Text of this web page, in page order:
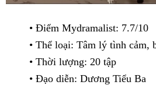
• Điểm Mydramalist: 7.7/10
• Thể loại: Tâm lý tình cảm,
• Thời lượng: 20 tập
• Đạo diễn: Dương Tiểu Ba